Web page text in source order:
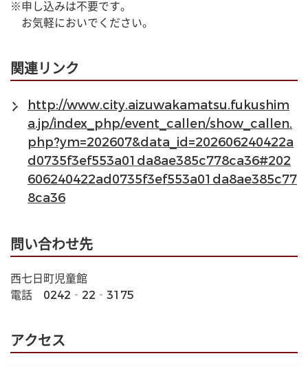
※申し込みは不要です。
お気軽においでください。
関連リンク
http://www.city.aizuwakamatsu.fukushim
a.jp/index_php/event_callen/show_callen.
php?ym=202607&data_id=202606240422a
d0735f3ef553a01da8ae385c778ca36#202
606240422ad0735f3ef553a01da8ae385c77
8ca36
問い合わせ先
西七日町児童館
電話　0242‐22‐3175
アクセス